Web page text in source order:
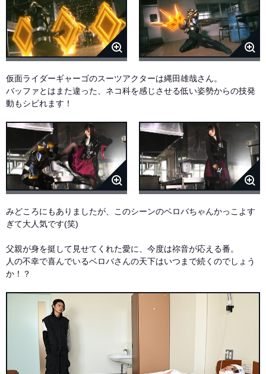
仮面ライダーギャーゴのスーツアクターは縄田雄哉さん。
バッファとはまた違った、ネコ科を感じさせる低い姿勢からの技発
動もシビれます！
みどころにもありましたが、このシーンのベロバちゃんかっこよす
ぎて大人気です(笑)
父親が身を挺して見せてくれた愛に、今度は祢音が応える番。
人の不幸で喜んでいるベロバさんの天下はいつまで続くのでしょう
か！？